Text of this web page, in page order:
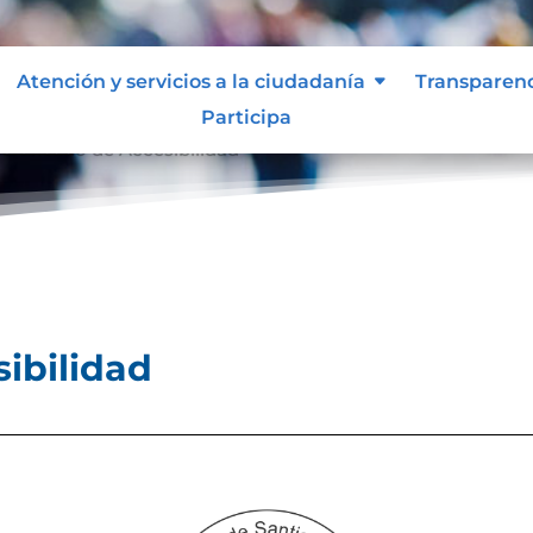
Atención y servicios a la ciudadanía
Participa